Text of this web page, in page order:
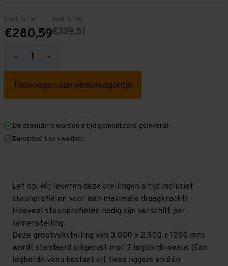
Excl. BTW
€280,59
Incl. BTW
€339,51
Hoeveelheid
verlagen
Grootvakstelling
mm
mm
x
1.200
niveaus
Hoeveelheid
verhogen
Grootvakstelling
mm
mm
1.200
niveaus
De staanders worden altijd gemonteerd geleverd!
Europese top kwaliteit!
Let op: Wij leveren deze stellingen altijd inclusief
steunprofielen voor een maximale draagkracht!
Hoeveel steunprofielen nodig zijn verschilt per
samenstelling.
Deze grootvakstelling van 3.000 x 2.900 x 1200 mm
wordt standaard uitgerust met 2 legbordniveaus (Een
legbordniveau bestaat uit twee liggers en één